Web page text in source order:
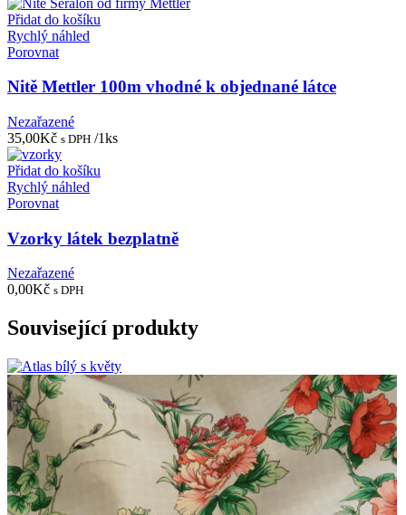
Přidat do košíku
Rychlý náhled
Porovnat
Nitě Mettler 100m vhodné k objednané látce
Nezařazené
35,00Kč s DPH /1ks
Přidat do košíku
Rychlý náhled
Porovnat
Vzorky látek bezplatně
Nezařazené
0,00Kč s DPH
Související produkty